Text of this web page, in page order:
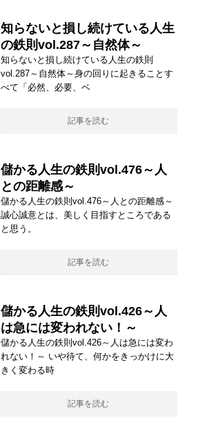
知らないと損し続けている人生
の鉄則vol.287～自然体～
知らないと損し続けている人生の鉄則
vol.287～自然体～身の回りに起きることす
べて「必然、必要、ベ
記事を読む
儲かる人生の鉄則vol.476～人
との距離感～
儲かる人生の鉄則vol.476～人との距離感～
誠心誠意とは、美しく目指すところである
と思う。
記事を読む
儲かる人生の鉄則vol.426～人
は急には変われない！～
儲かる人生の鉄則vol.426～人は急には変わ
れない！～ いや待て、何かをきっかけに大
きく変わる時
記事を読む